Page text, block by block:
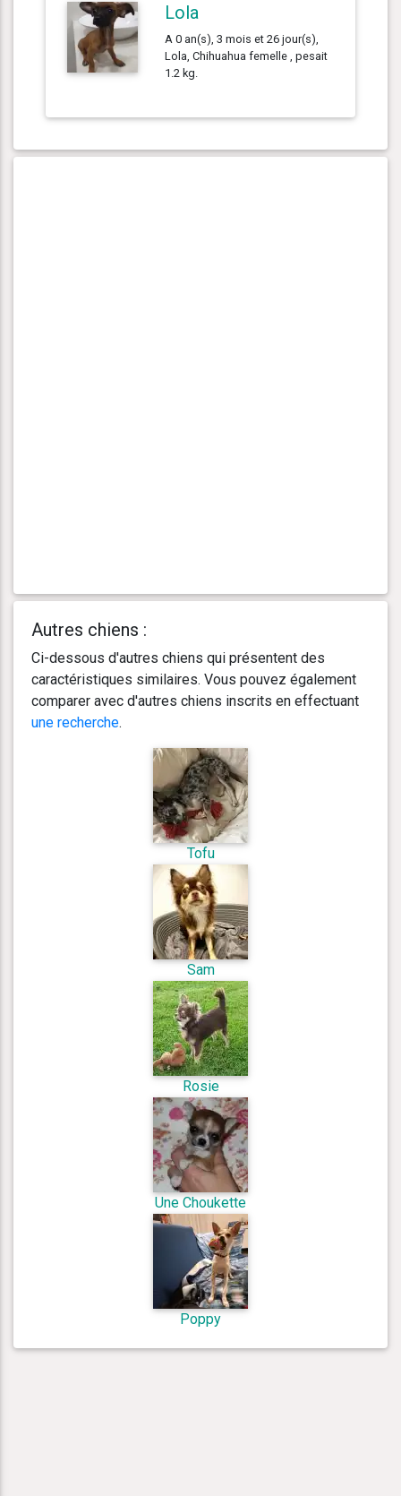
Lola
A 0 an(s), 3 mois et 26 jour(s),
Lola, Chihuahua femelle , pesait
1.2 kg.
Autres chiens :
Ci-dessous d'autres chiens qui présentent des
caractéristiques similaires. Vous pouvez également
comparer avec d'autres chiens inscrits en effectuant
une recherche.
Tofu
Sam
Rosie
Une Choukette
Poppy